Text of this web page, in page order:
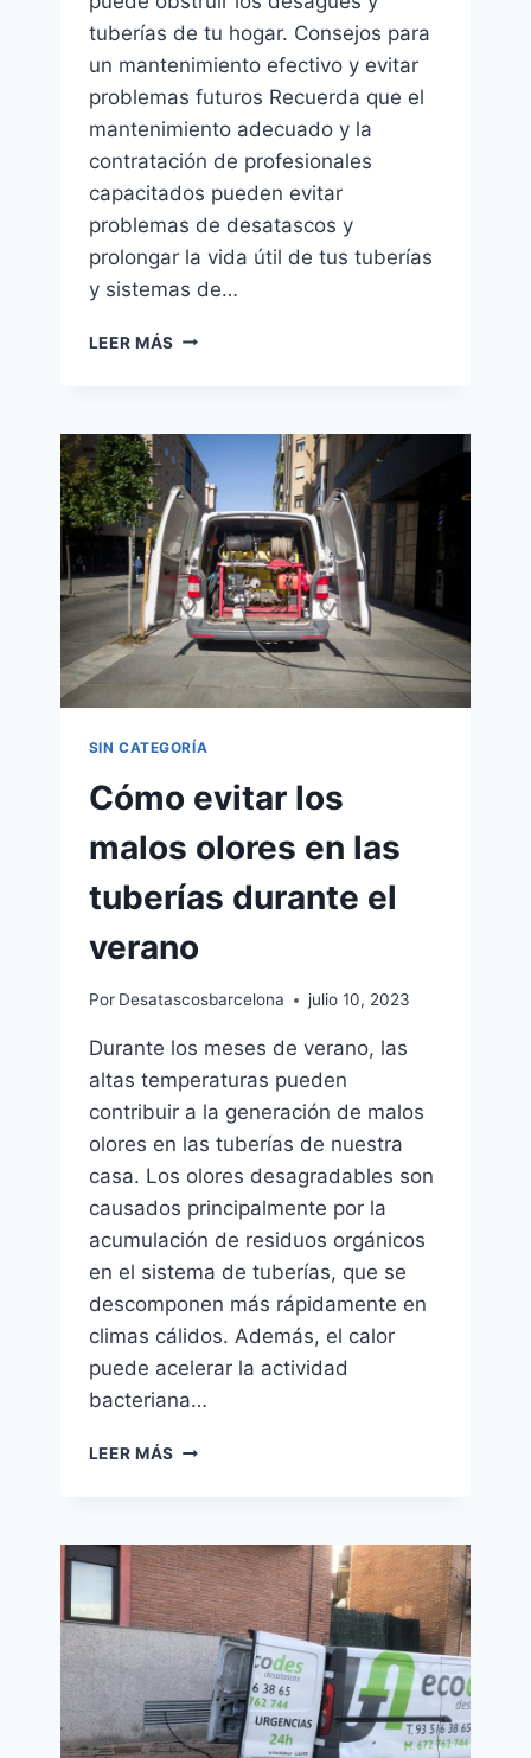
tuberías de tu hogar. Consejos para
un mantenimiento efectivo y evitar
problemas futuros Recuerda que el
mantenimiento adecuado y la
contratación de profesionales
capacitados pueden evitar
problemas de desatascos y
prolongar la vida útil de tus tuberías
y sistemas de…
LEER MÁS SOLUCIONES
CAUSADOS
POR
EL
JABÓN
EN
CASA
SIN CATEGORÍA
Cómo evitar los
malos olores en las
tuberías durante el
verano
Por Desatascosbarcelona julio 10, 2023
Durante los meses de verano, las
altas temperaturas pueden
contribuir a la generación de malos
olores en las tuberías de nuestra
casa. Los olores desagradables son
causados principalmente por la
acumulación de residuos orgánicos
en el sistema de tuberías, que se
descomponen más rápidamente en
climas cálidos. Además, el calor
puede acelerar la actividad
bacteriana…
LEER MÁS CÓMO
OLORES
EN
LAS
TUBERÍAS
DURANTE
EL
VERANO